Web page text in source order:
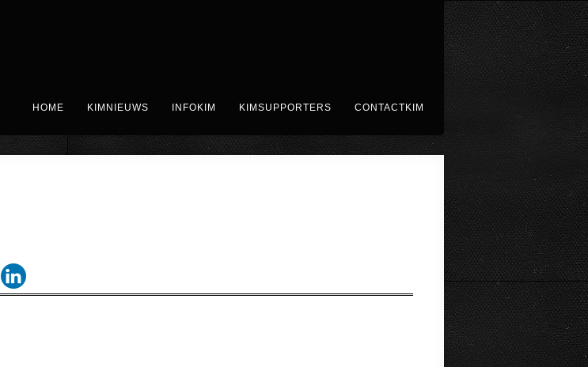
HOME KIMNIEUWS INFOKIM KIMSUPPORTERS CONTACTKIM